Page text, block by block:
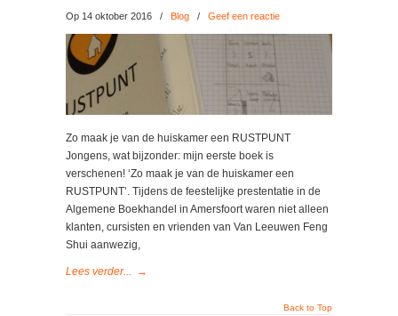
Op 14 oktober 2016 / Blog / Geef een reactie
Zo maak je van de huiskamer een RUSTPUNT
Jongens, wat bijzonder: mijn eerste boek is
verschenen! ‘Zo maak je van de huiskamer een
RUSTPUNT’. Tijdens de feestelijke prestentatie in de
Algemene Boekhandel in Amersfoort waren niet alleen
klanten, cursisten en vrienden van Van Leeuwen Feng
Shui aanwezig,
Lees verder... →
Back to Top